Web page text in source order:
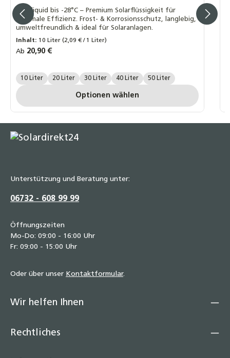
Solarliquid bis -28°C – Premium Solarflüssigkeit für
maximale Effizienz. Frost- & Korrosionsschutz, langlebig,
umweltfreundlich & ideal für Solaranlagen.
Inhalt: 10 Liter(2,09 € / 1 Liter)
Regulärer Preis:
Ab 20,90 €
Liter:
10 Liter 20 Liter 30 Liter 40 Liter 50 Liter
Optionen wählen
Unterstützung und Beratung unter:
06732 - 608 99 99
Öffnungszeiten
Mo-Do: 09:00 - 16:00 Uhr
Fr: 09:00 - 15:00 Uhr
Oder über unser Kontaktformular.
Wir helfen Ihnen
Rechtliches